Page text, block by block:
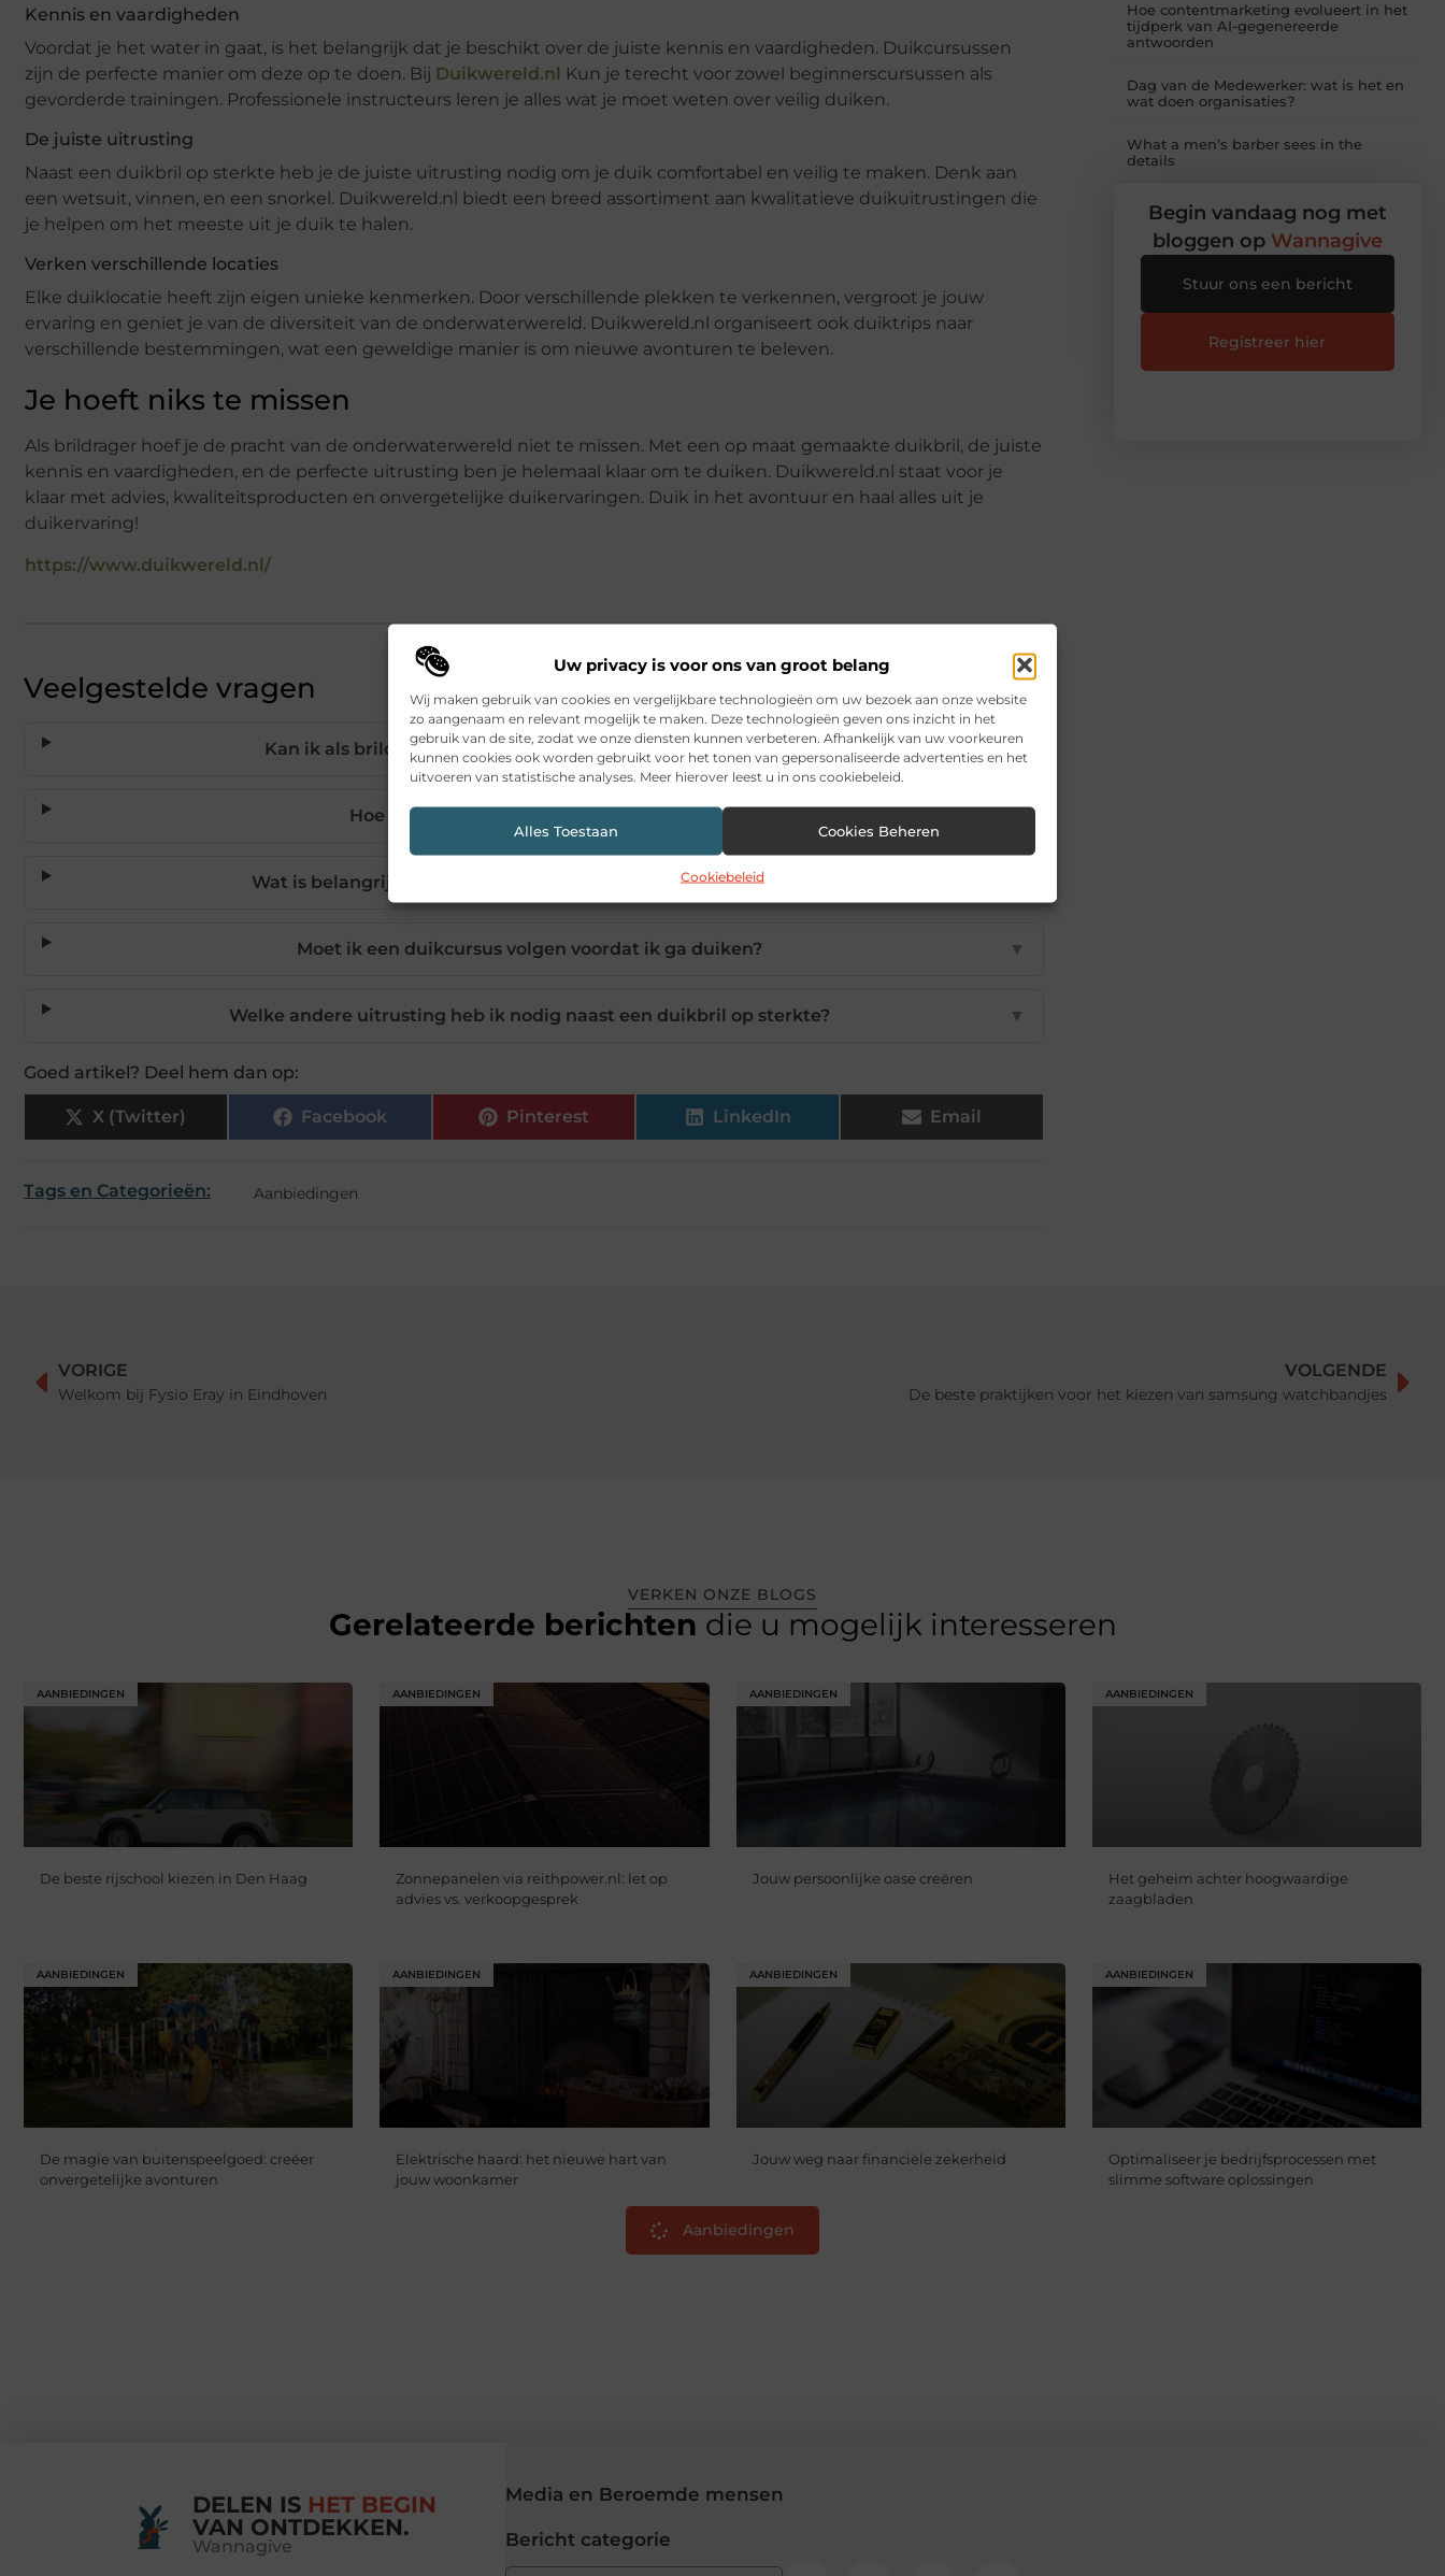
Uw privacy is voor ons van groot belang
Wij maken gebruik van cookies en vergelijkbare technologieën om uw bezoek aan onze website
zo aangenaam en relevant mogelijk te maken. Deze technologieën geven ons inzicht in het
gebruik van de site, zodat we onze diensten kunnen verbeteren. Afhankelijk van uw voorkeuren
kunnen cookies ook worden gebruikt voor het tonen van gepersonaliseerde advertenties en het
uitvoeren van statistische analyses. Meer hierover leest u in ons cookiebeleid.
Alles Toestaan Cookies Beheren
Cookiebeleid
Kennis en vaardigheden
Voordat je het water in gaat, is het belangrijk dat je beschikt over de juiste kennis en vaardigheden. Duikcursussen
zijn de perfecte manier om deze op te doen. Bij Duikwereld.nl
Kun je terecht voor zowel beginnerscursussen als
gevorderde trainingen. Professionele instructeurs leren je alles wat je moet weten over veilig duiken.
De juiste uitrusting
Naast een duikbril op sterkte heb je de juiste uitrusting nodig om je duik comfortabel en veilig te maken. Denk aan
een wetsuit, vinnen, en een snorkel. Duikwereld.nl biedt een breed assortiment aan kwalitatieve duikuitrustingen die
je helpen om het meeste uit je duik te halen.
Verken verschillende locaties
Elke duiklocatie heeft zijn eigen unieke kenmerken. Door verschillende plekken te verkennen, vergroot je jouw
ervaring en geniet je van de diversiteit van de onderwaterwereld. Duikwereld.nl organiseert ook duiktrips naar
verschillende bestemmingen, wat een geweldige manier is om nieuwe avonturen te beleven.
Je hoeft niks te missen
Als brildrager hoef je de pracht van de onderwaterwereld niet te missen. Met een op maat gemaakte duikbril, de juiste
kennis en vaardigheden, en de perfecte uitrusting ben je helemaal klaar om te duiken. Duikwereld.nl staat voor je
klaar met advies, kwaliteitsproducten en onvergetelijke duikervaringen. Duik in het avontuur en haal alles uit je
duikervaring!
https://www.duikwereld.nl/
Veelgestelde vragen
Kan ik als brildrager gewoon duiken met mijn normale bril? ▼
Hoe krijg ik een duikbril op mijn sterkte?
Wat is belangrijker: de sterkte of de pasvorm van een duikbril?
Moet ik een duikcursus volgen voordat ik ga duiken? ▼
Welke andere uitrusting heb ik nodig naast een duikbril op sterkte? ▼
Goed artikel? Deel hem dan op:
X (Twitter) Facebook Pinterest LinkedIn Email
Tags en Categorieën: Aanbiedingen
Hoe contentmarketing evolueert in het
tijdperk van AI-gegenereerde
antwoorden
Dag van de Medewerker: wat is het en
wat doen organisaties?
What a men’s barber sees in the
details
Begin vandaag nog met
bloggen op Wannagive
Stuur ons een bericht
Registreer hier
VORIGE
Welkom bij Fysio Eray in Eindhoven
VOLGENDE
De beste praktijken voor het kiezen van samsung watchbandjes
VERKEN ONZE BLOGS
Gerelateerde berichten die u mogelijk interesseren
AANBIEDINGEN
De beste rijschool kiezen in Den Haag
AANBIEDINGEN
Zonnepanelen via reithpower.nl: let op
advies vs. verkoopgesprek
AANBIEDINGEN
Jouw persoonlijke oase creëren
AANBIEDINGEN
Het geheim achter hoogwaardige
zaagbladen
AANBIEDINGEN
De magie van buitenspeelgoed: creëer
onvergetelijke avonturen
AANBIEDINGEN
Elektrische haard: het nieuwe hart van
jouw woonkamer
AANBIEDINGEN
Jouw weg naar financiële zekerheid
AANBIEDINGEN
Optimaliseer je bedrijfsprocessen met
slimme software oplossingen
Aanbiedingen
DELEN IS HET BEGIN
VAN ONTDEKKEN.
Wannagive
Media en Beroemde mensen
Bericht categorie